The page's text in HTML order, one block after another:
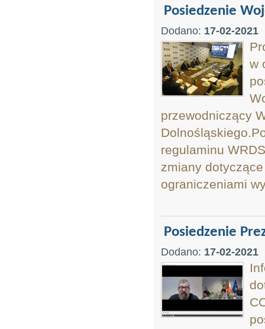
Posiedzenie
Dodano: 17-02-2021
w
przewodniczący
regulaminu
zmiany
ograniczeniami
Posiedzenie
Dodano: 17-02-2021